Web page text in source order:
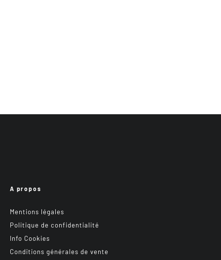
A propos
Mentions légales
Politique de confidentialité
Info Cookies
Conditions générales de vente